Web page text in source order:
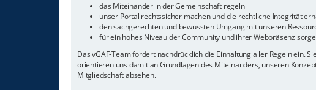
das Miteinander in der Gemeinschaft regeln
unser Portal rechtssicher machen und die rechtliche Integrität
den sachgerechten und bewussten Umgang mit unseren
für ein hohes Niveau der Community und ihrer Webpräsenz
Das vGAF-Team fordert nachdrücklich die Einhaltung aller Regeln ein.
orientieren uns damit an Grundlagen des Miteinanders, unseren
Mitgliedschaft absehen.